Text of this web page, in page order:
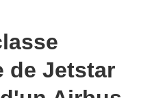
de Jetstar